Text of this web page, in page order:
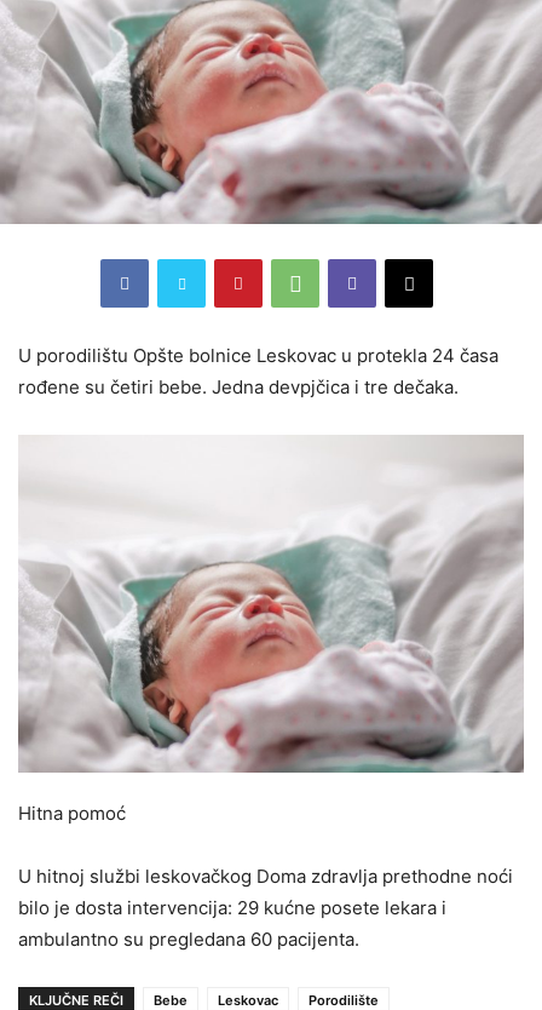
U porodilištu Opšte bolnice Leskovac u protekla 24 časa
rođene su četiri bebe. Jedna devpjčica i tre dečaka.
Hitna pomoć
U hitnoj službi leskovačkog Doma zdravlja prethodne noći
bilo je dosta intervencija: 29 kućne posete lekara i
ambulantno su pregledana 60 pacijenta.
KLJUČNE REČI Bebe Leskovac
Porodilište